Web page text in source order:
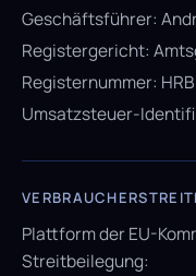
Geschäftsführer:
Registergericht:
Registernummer:
Umsatzsteuer-
Plattform der EU-
Streitbeilegung: